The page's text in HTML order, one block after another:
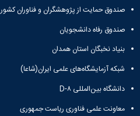
صندوق حمایت از پژوهشگران و فناوران کشور
صندوق رفاه دانشجویان
بنیاد نخبگان استان همدان
شبکه آزمایشگاه‌های علمی ایران(شاعا)
دانشگاه بین‌المللی D-۸
معاونت علمی فناوری ریاست جمهوری